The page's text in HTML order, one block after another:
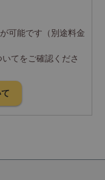
可能です（別途料金
てをご確認くださ